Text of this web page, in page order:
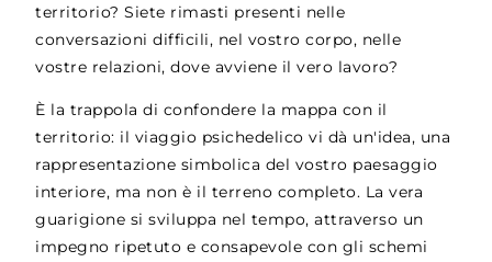
territorio? Siete rimasti presenti nelle
conversazioni difficili, nel vostro corpo, nelle
vostre relazioni, dove avviene il vero lavoro?
È la trappola di confondere la mappa con il
territorio: il viaggio psichedelico vi dà un'idea, una
rappresentazione simbolica del vostro paesaggio
interiore, ma non è il terreno completo. La vera
guarigione si sviluppa nel tempo, attraverso un
impegno ripetuto e consapevole con gli schemi